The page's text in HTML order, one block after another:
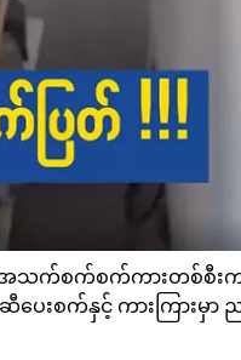
အသက်စက်စက်ကားတစ်စီး
ေးစက်နှင့် ကားကြားမှ